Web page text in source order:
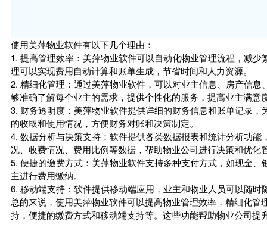
使用美萍物业软件有以下几个理由：
1. 提高管理效率：美萍物业软件可以自动化物业管理流程，减
理可以实现费用自动计算和账单生成，节省时间和人力资源。
2. 精细化管理：通过美萍物业软件，可以对业主信息、房产信
够准确了解每个业主的需求，提供个性化的服务，提高业主满意
3. 财务透明度：美萍物业软件提供详细的财务信息和账单记录
的收取和使用情况，方便财务对账和决策制定。
4. 数据分析与决策支持：软件提供各类数据报表和统计分析功
况、收费情况、费用比例等数据，帮助物业公司进行决策和优化
5. 便捷的缴费方式：美萍物业软件支持多种支付方式，如现金
主进行费用缴纳。
6. 移动端支持：软件提供移动端应用，业主和物业人员可以随
总的来说，使用美萍物业软件可以提高物业管理效率，精细化
持，便捷的缴费方式和移动端支持等。这些功能帮助物业公司